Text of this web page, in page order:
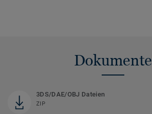
Dokumente
3DS/DAE/OBJ Dateien
ZIP